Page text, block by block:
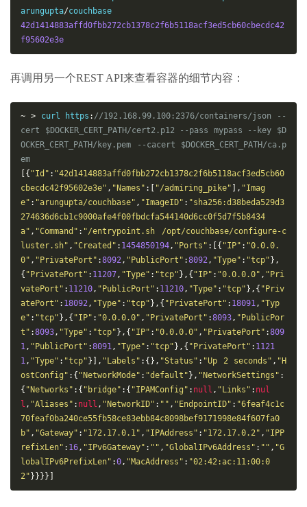
arungupta/
42d1414883affd0fbb272cb1378c2f6b5118acf3ed5cb60cbecdc42
f95602e3e
再调用另一个REST API来查看容器的细节内容：
~ > curl https : //192.168.99.100:2376/containers/json --
cert $DOCKER_CERT_PATH/cert2.p12 --pass mypass --key $D
OCKER_CERT_PATH/key.pem --cacert $DOCKER_CERT_PATH/ca.p
em
[{ "Id" : "42d1414883affd0fbb272cb1378c2f6b5118acf3ed5cb60
cbecdc42f95602e3e" , "Names" :[ "/admiring_pike" ], "Imag
e" : "arungupta/couchbase" , "ImageID" : "sha256:d38beda529d3
274636d6cb1c9000afe4f00fbdcfa544140d6cc0f5d7f5b8434
a" , "Command" : "/entrypoint.sh /opt/couchbase/configure-c
luster.sh" , "Created" : 1454850194, "Ports" :[{ "IP" : "0.0.0.
0" , "PrivatePort" :8092, "PublicPort" :8092, "Type" : "tcp"},
{ "PrivatePort" : 11207, "Type" : "tcp"},{ "IP" : "0.0.0.0" , "Pri
vatePort" : 11210, "PublicPort" : 11210, "Type" : "tcp"},{ "Priv
atePort" : 18092, "Type" : "tcp"},{ "PrivatePort" : 18091, "Typ
e" : "tcp"},{ "IP" : "0.0.0.0" , "PrivatePort" :8093, "PublicPor
t" :8093, "Type" : "tcp"},{ "IP" : "0.0.0.0" , "PrivatePort" :809
1, "PublicPort" :8091, "Type" : "tcp"},{ "PrivatePort" : 1121
1, "Type" : "tcp"}], "Labels" :{}, "Status" : "Up 2 seconds" , "H
ostConfig" :{ "NetworkMode" : "default"}, "NetworkSettings" :
{ "Networks" :{ "bridge" :{ "IPAMConfig" : null , "Links" : nul
l , "Aliases" : null , "NetworkID" : "" , "EndpointID" : "6feaf4c1c
70feaf0ba240ce55fb58ce83ebb84c8098bef9171998e84f607fa0
b" , "Gateway" : "172.17.0.1" , "IPAddress" : "172.17.0.2" , "IPP
refixLen" : 16, "IPv6Gateway" : "" , "GlobalIPv6Address" : "" , "G
lobalIPv6PrefixLen" :0, "MacAddress" : "02:42:ac:11:00:0
2"}}}}]